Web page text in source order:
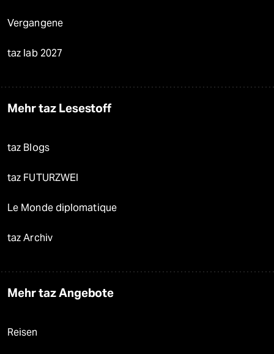
Vergangene
taz lab 2027
Mehr taz Lesestoff
taz Blogs
taz FUTURZWEI
Le Monde diplomatique
taz Archiv
Mehr taz Angebote
Reisen